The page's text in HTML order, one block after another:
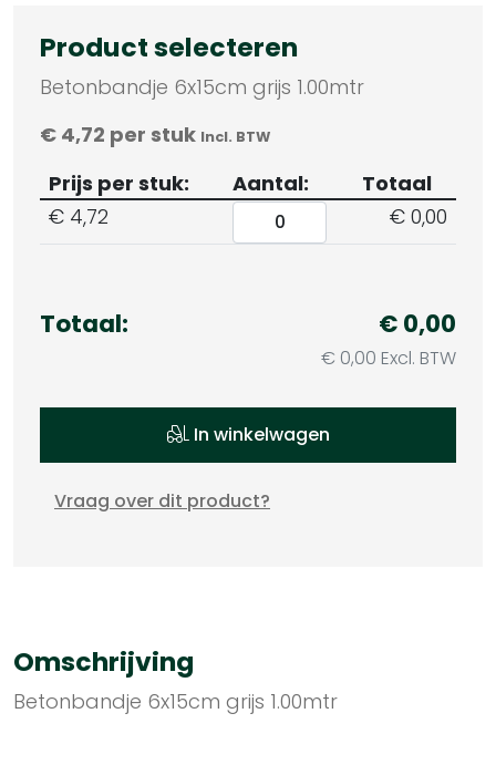
Product selecteren
Betonbandje 6x15cm grijs 1.00mtr
€ 4,72 per stuk Incl. BTW
Prijs per stuk: Aantal:
Totaal
€ 4,72 € 0,00
Totaal: € 0,00
€ 0,00 Excl. BTW
In winkelwagen
Vraag over dit product?
Omschrijving
Betonbandje 6x15cm grijs 1.00mtr